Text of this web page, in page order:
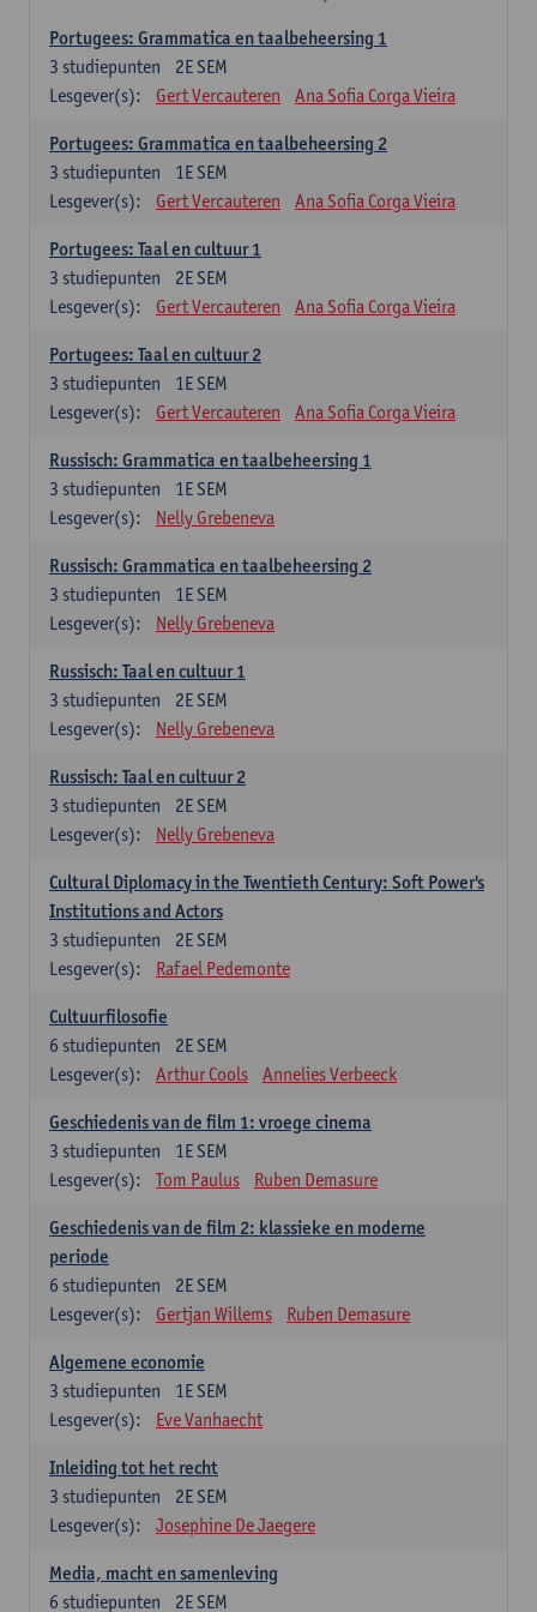
Portugees: Grammatica en taalbeheersing 1
2E SEM
3 studiepunten
Lesgever(s):
Gert Vercauteren Ana Sofia Corga Vieira
Portugees: Grammatica en taalbeheersing 2
1E SEM
3 studiepunten
Lesgever(s):
Gert Vercauteren Ana Sofia Corga Vieira
Portugees: Taal en cultuur 1
2E SEM
3 studiepunten
Lesgever(s):
Gert Vercauteren Ana Sofia Corga Vieira
Portugees: Taal en cultuur 2
1E SEM
3 studiepunten
Lesgever(s):
Gert Vercauteren Ana Sofia Corga Vieira
Russisch: Grammatica en taalbeheersing 1
1E SEM
3 studiepunten
Lesgever(s):
Nelly Grebeneva
Russisch: Grammatica en taalbeheersing 2
1E SEM
3 studiepunten
Lesgever(s):
Nelly Grebeneva
Russisch: Taal en cultuur 1
2E SEM
3 studiepunten
Lesgever(s):
Nelly Grebeneva
Russisch: Taal en cultuur 2
2E SEM
3 studiepunten
Lesgever(s):
Nelly Grebeneva
Cultural Diplomacy in the Twentieth Century: Soft Power's
Institutions and Actors
2E SEM
3 studiepunten
Lesgever(s):
Rafael Pedemonte
Cultuurfilosofie
2E SEM
6 studiepunten
Lesgever(s):
Arthur Cools Annelies Verbeeck
Geschiedenis van de film 1: vroege cinema
1E SEM
3 studiepunten
Lesgever(s):
Tom Paulus Ruben Demasure
Geschiedenis van de film 2: klassieke en moderne
periode
2E SEM
6 studiepunten
Lesgever(s):
Gertjan Willems Ruben Demasure
Algemene economie
1E SEM
3 studiepunten
Lesgever(s):
Eve Vanhaecht
Inleiding tot het recht
2E SEM
3 studiepunten
Lesgever(s):
Josephine De Jaegere
Media, macht en samenleving
2E SEM
6 studiepunten